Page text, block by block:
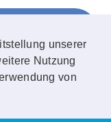
unserer
Nutzung
von